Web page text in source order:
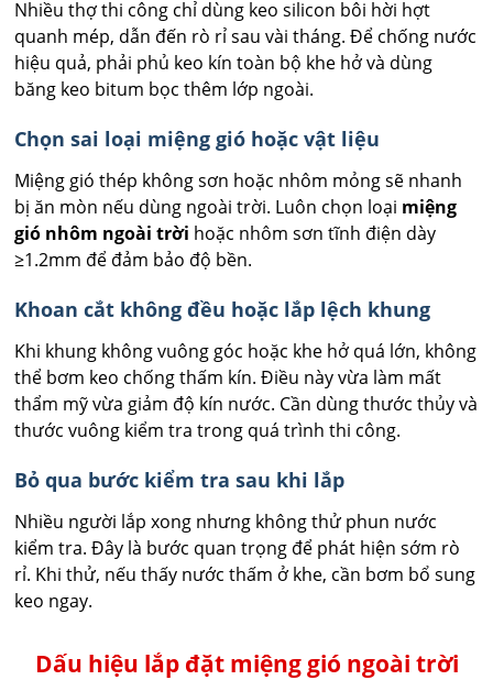
Nhiều thợ thi công chỉ dùng keo silicon bôi hời hợt
quanh mép, dẫn đến rò rỉ sau vài tháng. Để chống nước
hiệu quả, phải phủ keo kín toàn bộ khe hở và dùng
băng keo bitum bọc thêm lớp ngoài.
Chọn sai loại miệng gió hoặc vật liệu
Miệng gió thép không sơn hoặc nhôm mỏng sẽ nhanh
bị ăn mòn nếu dùng ngoài trời. Luôn chọn loại miệng
gió nhôm ngoài trời hoặc nhôm sơn tĩnh điện dày
≥1.2mm để đảm bảo độ bền.
Khoan cắt không đều hoặc lắp lệch khung
Khi khung không vuông góc hoặc khe hở quá lớn, không
thể bơm keo chống thấm kín. Điều này vừa làm mất
thẩm mỹ vừa giảm độ kín nước. Cần dùng thước thủy và
thước vuông kiểm tra trong quá trình thi công.
Bỏ qua bước kiểm tra sau khi lắp
Nhiều người lắp xong nhưng không thử phun nước
kiểm tra. Đây là bước quan trọng để phát hiện sớm rò
rỉ. Khi thử, nếu thấy nước thấm ở khe, cần bơm bổ sung
keo ngay.
Dấu hiệu lắp đặt miệng gió ngoài trời